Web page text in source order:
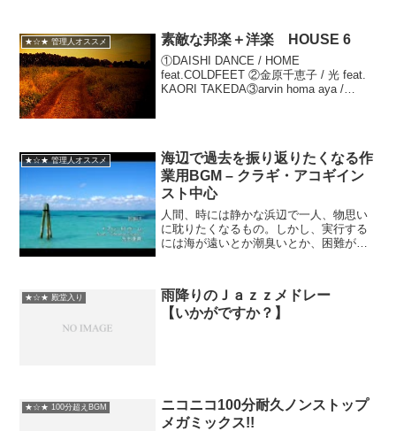
ンピース/おジャ魔女...
★☆★ 管理人オススメ 素敵な邦楽＋洋楽 HOUSE 6
①DAISHI DANCE / HOME
feat.COLDFEET ②金原千恵子 / 光 feat.
KAORI TAKEDA③arvin homa aya /
★☆★ 管理人オススメ
海辺で過去を振り返りたくなる作
業用BGM – クラギ・アコギイン
スト中心
人間、時には静かな浜辺で一人、物思い
に耽りたくなるもの。しかし、実行する
には海が遠いとか潮臭いとか、困難がつ
避にも使えますが、後でどうなっても責
任は負いません。【曲目...
★☆★ 殿堂入り
雨降りのＪａｚｚメドレー
【いかがですか？】
★☆★ 100分超えBGM
ニコニコ100分耐久ノンストップ
メガミックス!!